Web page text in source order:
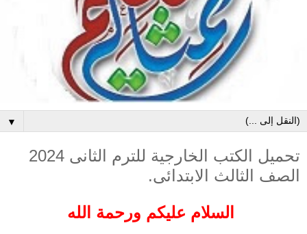
▼
تحميل الكتب الخارجية للترم الثانى 2024
الصف الثالث الابتدائى.
السلام عليكم ورحمة الله